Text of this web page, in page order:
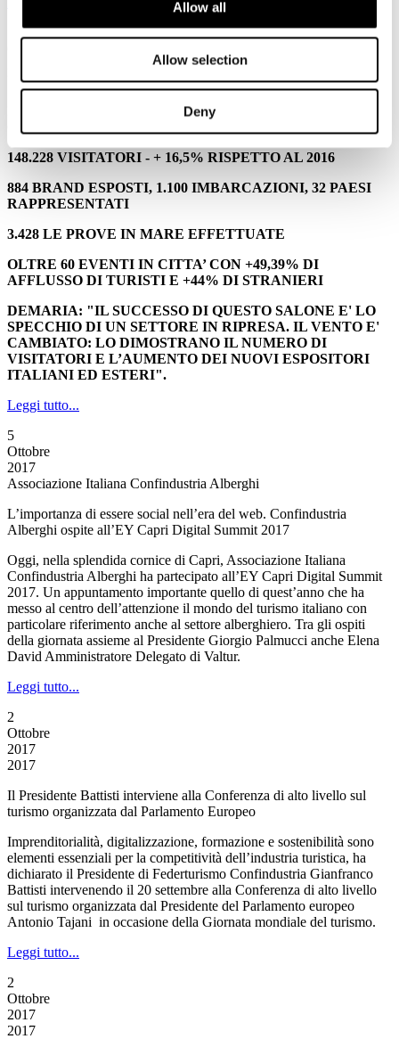
Allow all
Allow selection
Deny
Ucina
I NUMERI DEL SUCCESSO DEL 57°SALONE NAUTICO DI
148.228 VISITATORI - + 16,5% RISPETTO AL 2016
884 BRAND ESPOSTI, 1.100 IMBARCAZIONI, 32 PAESI
RAPPRESENTATI
3.428 LE PROVE IN MARE EFFETTUATE
OLTRE 60 EVENTI IN CITTA’ CON +49,39% DI
AFFLUSSO DI TURISTI E +44% DI STRANIERI
DEMARIA: "IL SUCCESSO DI QUESTO SALONE E' LO
SPECCHIO DI UN SETTORE IN RIPRESA. IL VENTO E'
CAMBIATO: LO DIMOSTRANO IL NUMERO DI
VISITATORI E L’AUMENTO DEI NUOVI ESPOSITORI
ITALIANI ED ESTERI".
Leggi tutto...
5
Ottobre
2017
Associazione Italiana Confindustria Alberghi
L’importanza di essere social nell’era del web. Confindustria
Alberghi ospite all’EY Capri Digital Summit 2017
Oggi, nella splendida cornice di Capri, Associazione Italiana
Confindustria Alberghi ha partecipato all’EY Capri Digital Summit
2017. Un appuntamento importante quello di quest’anno che ha
messo al centro dell’attenzione il mondo del turismo italiano con
particolare riferimento anche al settore alberghiero. Tra gli ospiti
della giornata assieme al Presidente Giorgio Palmucci anche Elena
David Amministratore Delegato di Valtur.
Leggi tutto...
2
Ottobre
2017
2017
Il Presidente Battisti interviene alla Conferenza di alto livello sul
turismo organizzata dal Parlamento Europeo
Imprenditorialità, digitalizzazione, formazione e sostenibilità sono
elementi essenziali per la competitività dell’industria turistica, ha
dichiarato il Presidente di Federturismo Confindustria Gianfranco
Battisti intervenendo il 20 settembre alla Conferenza di alto livello
sul turismo organizzata dal Presidente del Parlamento europeo
Antonio Tajani in occasione della Giornata mondiale del turismo.
Leggi tutto...
2
Ottobre
2017
2017